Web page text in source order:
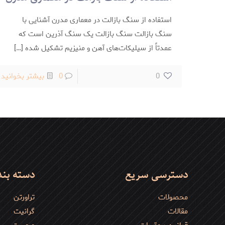
استفاده از سنگ بازالت در معماری مدرن آشنایی با
سنگ بازالت سنگ بازالت یک سنگ آذرین است که
عمدتاً از سیلیکات‌های آهن و منیزیم تشکیل شده[…]
0
0 بیشتر بخوانید-
دسترسی سریع
محصولات
مقالات
دسته
تراورتن
گرانیت